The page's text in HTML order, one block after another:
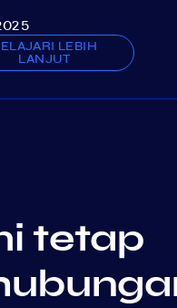
LEBIH
LANJUT
tetap